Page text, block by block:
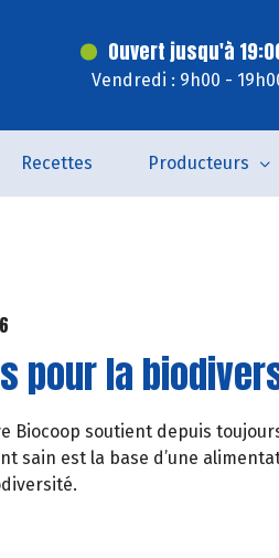
Ouvert jusqu'à
Vendredi : 9h00 -
Recettes Producteurs
pour la
Biocoop soutient depuis
sain est la base d’une